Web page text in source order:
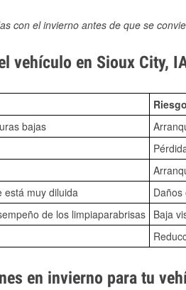
con el invierno antes de que se
vehículo en Sioux City,
bajas
está muy diluida
de los limpiaparabrisas Baja
en invierno para tu